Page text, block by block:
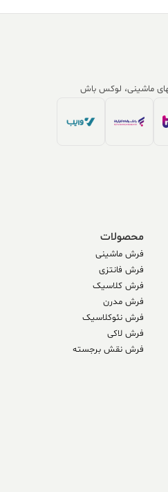
ماشینی، لوکس باش
محصولات
فرش ماشینی
فرش فانتزی
فرش کلاسیک
فرش مدرن
فرش نئوکلاسیک
فرش لاکی
فرش نقش برجسته